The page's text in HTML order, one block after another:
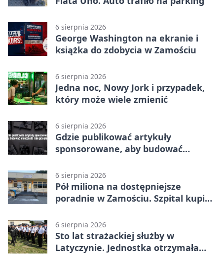
6 sierpnia 2026
George Washington na ekranie i
książka do zdobycia w Zamościu
6 sierpnia 2026
Jedna noc, Nowy Jork i przypadek,
który może wiele zmienić
6 sierpnia 2026
Gdzie publikować artykuły
sponsorowane, aby budować
6 sierpnia 2026
Pół miliona na dostępniejsze
poradnie w Zamościu. Szpital kupi
6 sierpnia 2026
Sto lat strażackiej służby w
Latyczynie. Jednostka otrzymała